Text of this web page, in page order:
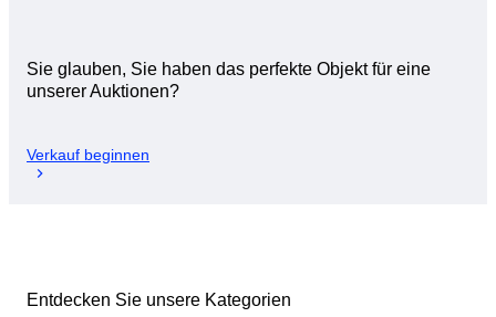
Sie glauben, Sie haben das perfekte Objekt für eine
unserer Auktionen?
Verkauf beginnen
Entdecken Sie unsere Kategorien